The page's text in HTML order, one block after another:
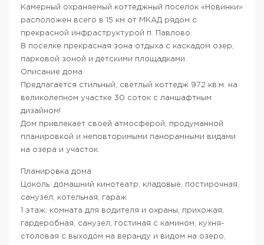
Камерный охраняемый коттеджный поселок «Новинки»
расположен всего в 15 км от МКАД рядом с
прекрасной инфраструктурой п. Павлово.
В поселке прекрасная зона отдыха с каскадом озер,
парковой зоной и детскими площадками.
Описание дома
Предлагается стильный, светлый коттедж 972 кв.м. на
великолепном участке 30 соток с ланшафтным
дизайном!
Дом привлекает своей атмосферой, продуманной
планировкой и неповторимыми панорамными видами
на озера и участок.
Планировка дома
Цоколь: домашний кинотеатр, кладовые, постирочная,
санузел, котельная, гараж
1 этаж: комната для водителя и охраны, прихожая,
гардеробная, санузел, гостиная с камином, кухня-
столовая с выходом на веранду и видом на озеро,